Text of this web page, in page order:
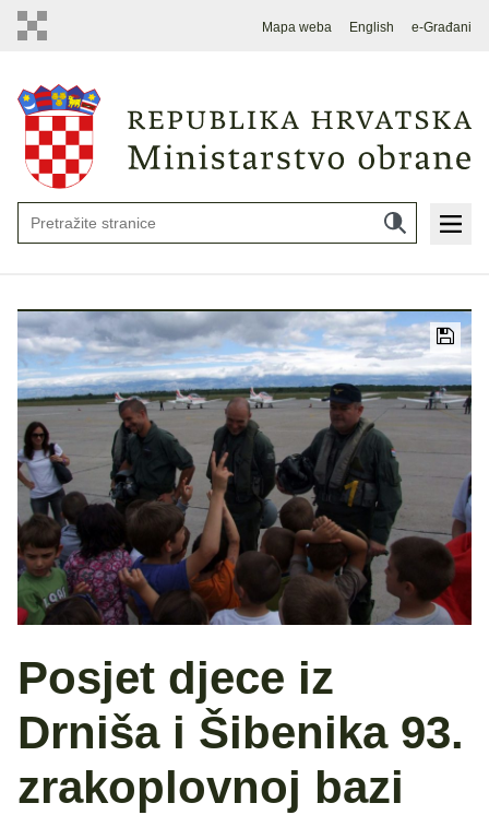
Mapa weba English e-Građani
Posjet djece iz
Drniša i Šibenika 93.
zrakoplovnoj bazi